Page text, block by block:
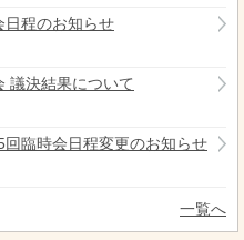
日程のお知らせ
議決結果について
回臨時会日程変更のお知らせ
一覧へ